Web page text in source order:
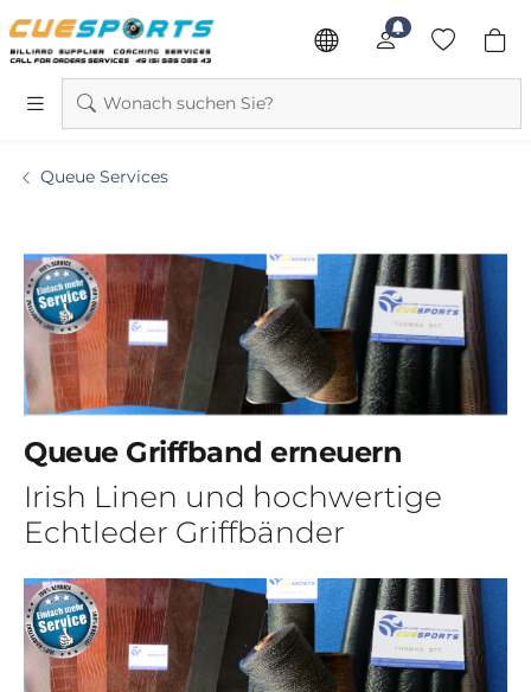
Wonach suchen Sie?
Queue Services
Queue Griffband erneuern
Irish Linen und hochwertige
Echtleder Griffbänder